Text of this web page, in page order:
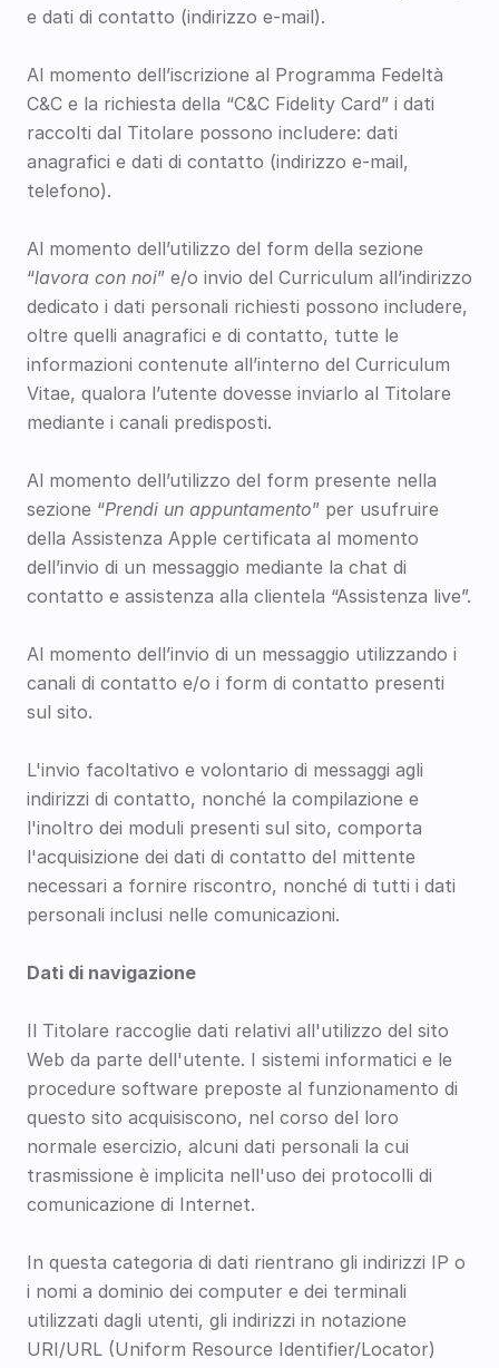
e dati di contatto (indirizzo e-mail).
Al momento dell’iscrizione al Programma Fedeltà
C&C e la richiesta della “C&C Fidelity Card” i dati
raccolti dal Titolare possono includere: dati
anagrafici e dati di contatto (indirizzo e-mail,
telefono).
Al momento dell’utilizzo del form della sezione
“lavora con noi” e/o invio del Curriculum all’indirizzo
dedicato i dati personali richiesti possono includere,
oltre quelli anagrafici e di contatto, tutte le
informazioni contenute all’interno del Curriculum
Vitae, qualora l’utente dovesse inviarlo al Titolare
mediante i canali predisposti.
Al momento dell’utilizzo del form presente nella
sezione “Prendi un appuntamento” per usufruire
della Assistenza Apple certificata al momento
dell’invio di un messaggio mediante la chat di
contatto e assistenza alla clientela “Assistenza live”.
Al momento dell’invio di un messaggio utilizzando i
canali di contatto e/o i form di contatto presenti
sul sito.
L'invio facoltativo e volontario di messaggi agli
indirizzi di contatto, nonché la compilazione e
l'inoltro dei moduli presenti sul sito, comporta
l'acquisizione dei dati di contatto del mittente
necessari a fornire riscontro, nonché di tutti i dati
personali inclusi nelle comunicazioni.
Dati di navigazione
Il Titolare raccoglie dati relativi all'utilizzo del sito
Web da parte dell'utente. I sistemi informatici e le
procedure software preposte al funzionamento di
questo sito acquisiscono, nel corso del loro
normale esercizio, alcuni dati personali la cui
trasmissione è implicita nell'uso dei protocolli di
comunicazione di Internet.
In questa categoria di dati rientrano gli indirizzi IP o
i nomi a dominio dei computer e dei terminali
utilizzati dagli utenti, gli indirizzi in notazione
URI/URL (Uniform Resource Identifier/Locator)